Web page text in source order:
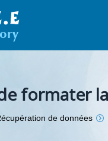
formater
de données